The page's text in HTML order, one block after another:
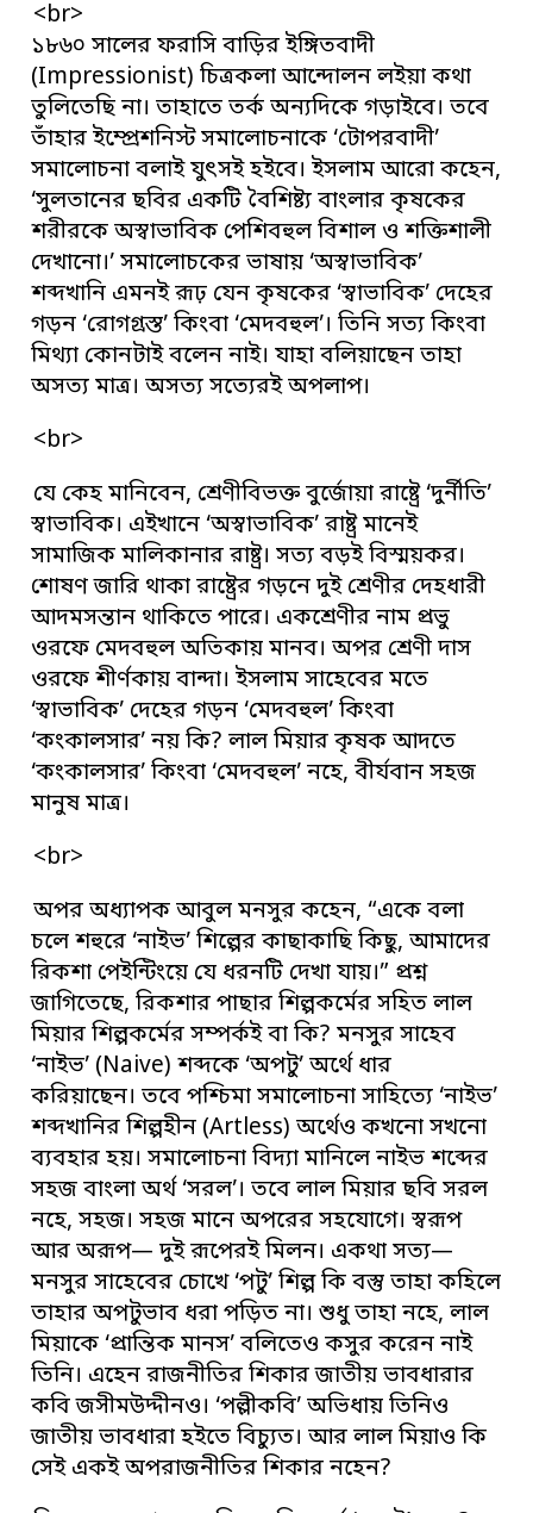
<br>
১৮৬০ সালের ফরাসি বাড়ির ইঙ্গিতবাদী
(Impressionist) চিত্রকলা আন্দোলন লইয়া কথা
তুলিতেছি না। তাহাতে তর্ক অন্যদিকে গড়াইবে। তবে
তাঁহার ইম্প্রেশনিস্ট সমালোচনাকে ‘টোপরবাদী’
সমালোচনা বলাই যুৎসই হইবে। ইসলাম আরো কহেন,
‘সুলতানের ছবির একটি বৈশিষ্ট্য বাংলার কৃষকের
শরীরকে অস্বাভাবিক পেশিবহুল বিশাল ও শক্তিশালী
দেখানো।’ সমালোচকের ভাষায় ‘অস্বাভাবিক’
শব্দখানি এমনই রূঢ় যেন কৃষকের ‘স্বাভাবিক’ দেহের
গড়ন ‘রোগগ্রস্ত’ কিংবা ‘মেদবহুল’। তিনি সত্য কিংবা
মিথ্যা কোনটাই বলেন নাই। যাহা বলিয়াছেন তাহা
অসত্য মাত্র। অসত্য সত্যেরই অপলাপ।
<br>
যে কেহ মানিবেন, শ্রেণীবিভক্ত বুর্জোয়া রাষ্ট্রে ‘দুর্নীতি’
স্বাভাবিক। এইখানে ‘অস্বাভাবিক’ রাষ্ট্র মানেই
সামাজিক মালিকানার রাষ্ট্র। সত্য বড়ই বিস্ময়কর।
শোষণ জারি থাকা রাষ্ট্রের গড়নে দুই শ্রেণীর দেহধারী
আদমসন্তান থাকিতে পারে। একশ্রেণীর নাম প্রভু
ওরফে মেদবহুল অতিকায় মানব। অপর শ্রেণী দাস
ওরফে শীর্ণকায় বান্দা। ইসলাম সাহেবের মতে
‘স্বাভাবিক’ দেহের গড়ন ‘মেদবহুল’ কিংবা
‘কংকালসার’ নয় কি? লাল মিয়ার কৃষক আদতে
‘কংকালসার’ কিংবা ‘মেদবহুল’ নহে, বীর্যবান সহজ
মানুষ মাত্র।
<br>
অপর অধ্যাপক আবুল মনসুর কহেন, “একে বলা
চলে শহুরে ‘নাইভ’ শিল্পের কাছাকাছি কিছু, আমাদের
রিকশা পেইন্টিংয়ে যে ধরনটি দেখা যায়।” প্রশ্ন
জাগিতেছে, রিকশার পাছার শিল্পকর্মের সহিত লাল
মিয়ার শিল্পকর্মের সম্পর্কই বা কি? মনসুর সাহেব
‘নাইভ’ (Naive) শব্দকে ‘অপটু’ অর্থে ধার
করিয়াছেন। তবে পশ্চিমা সমালোচনা সাহিত্যে ‘নাইভ’
শব্দখানির শিল্পহীন (Artless) অর্থেও কখনো সখনো
ব্যবহার হয়। সমালোচনা বিদ্যা মানিলে নাইভ শব্দের
সহজ বাংলা অর্থ ‘সরল’। তবে লাল মিয়ার ছবি সরল
নহে, সহজ। সহজ মানে অপরের সহযোগে। স্বরূপ
আর অরূপ— দুই রূপেরই মিলন। একথা সত্য—
মনসুর সাহেবের চোখে ‘পটু’ শিল্প কি বস্তু তাহা কহিলে
তাহার অপটুভাব ধরা পড়িত না। শুধু তাহা নহে, লাল
মিয়াকে ‘প্রান্তিক মানস’ বলিতেও কসুর করেন নাই
তিনি। এহেন রাজনীতির শিকার জাতীয় ভাবধারার
কবি জসীমউদ্দীনও। ‘পল্লীকবি’ অভিধায় তিনিও
জাতীয় ভাবধারা হইতে বিচ্যুত। আর লাল মিয়াও কি
সেই একই অপরাজনীতির শিকার নহেন?